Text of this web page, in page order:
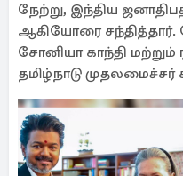
நேற்று, இந்திய
ஆகியோரை சந்தித்தார்.
சோனியா காந்தி மற்றும்
தமிழ்நாடு முதலமைச்சர்